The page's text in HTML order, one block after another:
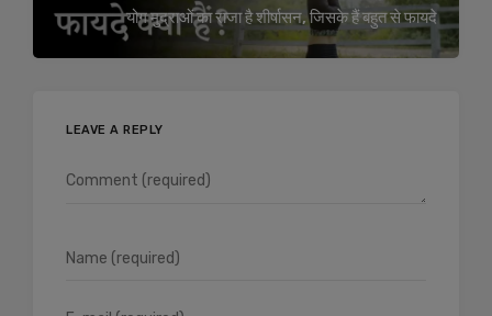
योग मुद्राओं का राजा है शीर्षासन, जिसके हैं बहुत से फायदे
LEAVE A REPLY